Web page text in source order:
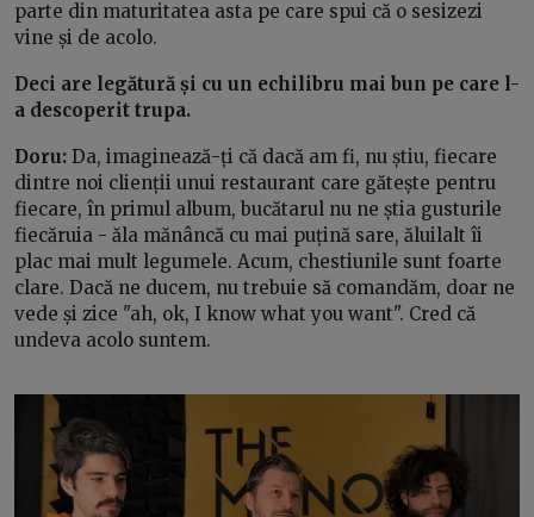
parte din maturitatea asta pe care spui că o sesizezi
vine și de acolo.
Deci are legătură și cu un echilibru mai bun pe care l-
a descoperit trupa.
Doru: Da, imaginează-ți că dacă am fi, nu știu, fiecare
dintre noi clienții unui restaurant care gătește pentru
fiecare, în primul album, bucătarul nu ne știa gusturile
fiecăruia - ăla mănâncă cu mai puțină sare, ăluilalt îi
plac mai mult legumele. Acum, chestiunile sunt foarte
clare. Dacă ne ducem, nu trebuie să comandăm, doar ne
vede și zice "ah, ok, I know what you want". Cred că
undeva acolo suntem.